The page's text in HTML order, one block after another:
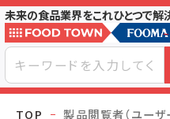
未来の食品業界をこれひとつで解
TOP 製品閲覧者（ユーザ